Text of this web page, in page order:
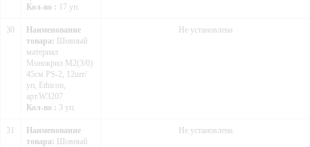
Кол-во : 17 уп.
30
Наименование
товара: Шовный
материал
Монокрил М2(3/0)
45см PS-2, 12шт/
уп, Ethicon,
арт.W3207
Кол-во : 3 уп.
Не установлена
31
Наименование
товара: Шовный
Не установлена